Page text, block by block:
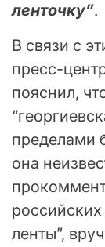
ленточку”.
В связи с
пресс-
пояснил,
пределами
она
ленты”,